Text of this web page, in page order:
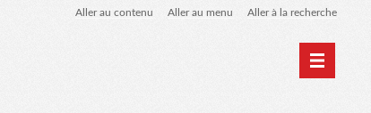
Aller au contenu Aller au menu Aller à la recherche